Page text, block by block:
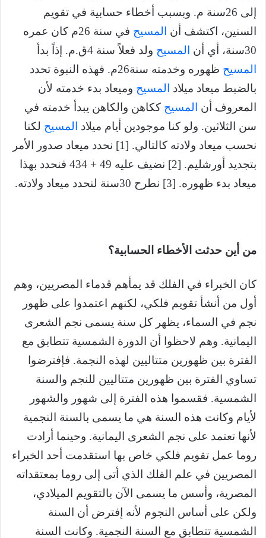
إلى 26سنة م. وبسبب أخطاء حسابية في تقويم
السنين، اكتشف أن
المسيح
في سنة 26م كان عمره
30سنة، أي أن
المسيح ولد فعلاً سنة 4ق.م. إذاً بدأ
المسيح
ظهوره وخدمته سنة26م. فهذه النبوة تحدد
بالضبط ميعاد ميلاد
المسيح وميعاد بدء خدمته لأن
المعروف أن
المسيح ككاهن والكاهن يبدأ خدمته في
سن الثلاثين. ولو كنا موجودين أيام ميلاد
المسيح لكنا
نحسب ميعاد ولادته كالتالي. [1] نحدد ميعاد صدور الأمر
بتجديد أورشليم. [2] نضيف عليه 49 + 434 فنحدد بهذا
ميعاد بدء ظهوره. [3] نطرح 30سنة لنحدد ميعاد ولادته.
من أين حدثت الأخطاء الحسابية؟
كان الخبراء في الفلك قد يمأهم قدماء المصريين، وهم
أول من أنشأ تقويم فلكي، لكنهم اعتمدوا على ظهور
نجم في السماء، يظهر كل سنة يسمى نجم الشعرى
اليمانية. وهم لاحظوا أن الدورة الشمسية تتطابق مع
الفترة بين ظهورين متتاليين لهذه النجمة. فإفترضوا
تساوي الفترة بين ظهورين متتاليين للنجم والسنة
الشمسية. فقسموا هذه الفترة إلى شهور والشهور
لأيام وكانت هذه السنة هي ما يسمى بالسنة النجمية
لأنها تعتمد على نجم الشعرى اليمانية. وحينما أرادت
روما عمل تقويم فلكي خاص بها استقدمت أحد الخبراء
المصريين في علم الفلك الذي أتى إلى روما بمعتقداته
المصرية، وأسس ما يسمى الآن بالتقويم الميلادي،
ولكن على أساس النجوم لأنه إفترض أن السنة
الشمسية تتطابق مع السنة النجمية. وكانت السنة